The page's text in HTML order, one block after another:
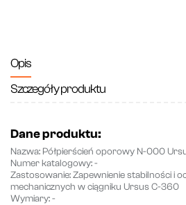
Opis
Szczegóły produktu
Dane produktu:
Nazwa: Półpierścień oporowy N-000
Numer katalogowy:-
Zastosowanie:Zapewnienie stabilności i
mechanicznych w ciągniku Ursus C-360
Wymiary:-